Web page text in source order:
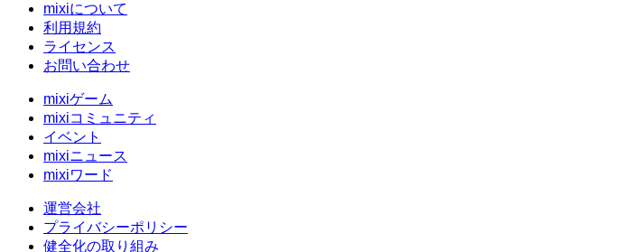
mixiについて
利用規約
ライセンス
お問い合わせ
mixiゲーム
mixiコミュニティ
イベント
mixiニュース
mixiワード
運営会社
プライバシーポリシー
健全化の取り組み